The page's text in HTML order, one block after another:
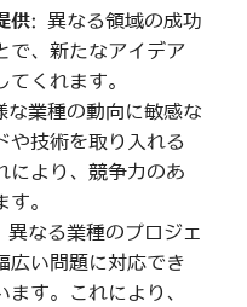
供: 異なる領域の成功
で、新たなアイデア
くれます。
業種の動向に敏感な
や技術を取り入れる
により、競争力のあ
。
異なる業種のプロジェ
広い問題に対応でき
す。これにより、